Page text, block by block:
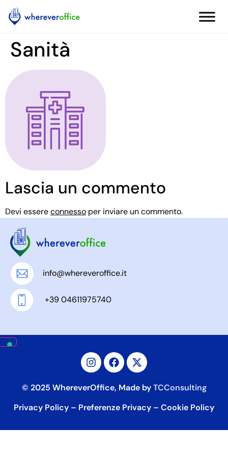
Sanità
Lascia un commento
Devi essereconnesso per inviare un commento.
info@whereveroffice.it
+39 04611975740
© 2025 WhereverOffice, Made byTCConsulting
Privacy Policy – Preferenze Privacy – Cookie Policy